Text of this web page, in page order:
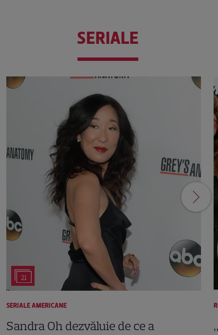
SERIALE
21
SERIALE AMERICANE
Sandra Oh dezvăluie de ce a